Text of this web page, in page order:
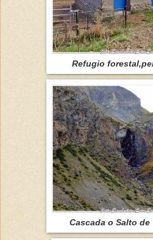
Refugio
Cascada o Salto de